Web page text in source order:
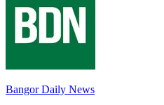
Bangor Daily News